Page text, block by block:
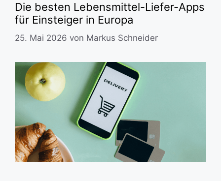
Die besten Lebensmittel-Liefer-Apps
für Einsteiger in Europa
25. Mai 2026 von Markus Schneider